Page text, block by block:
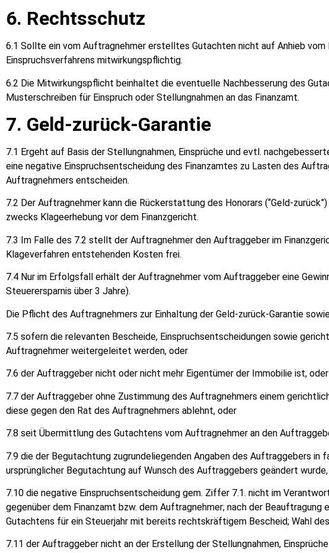
6. Rechtsschutz
6.1 Sollte ein vom Auftragnehmer erstelltes Gutachten nicht auf Anhieb
Einspruchsverfahrens mitwirkungspflichtig.
6.2 Die Mitwirkungspflicht beinhaltet die eventuelle Nachbesserung des
Musterschreiben für Einspruch oder Stellungnahmen an das Finanzamt.
7. Geld-zurück-Garantie
7.1 Ergeht auf Basis der Stellungnahmen, Einsprüche und evtl.
eine negative Einspruchsentscheidung des Finanzamtes zu Lasten des
Auftragnehmers entscheiden.
7.2 Der Auftragnehmer kann die Rückerstattung des Honorars (“Geld-
zwecks Klageerhebung vor dem Finanzgericht.
7.3 Im Falle des 7.2 stellt der Auftragnehmer den Auftraggeber im
Klageverfahren entstehenden Kosten frei.
7.4 Nur im Erfolgsfall erhält der Auftragnehmer vom Auftraggeber eine
Steuerersparnis über 3 Jahre).
Die Pflicht des Auftragnehmers zur Einhaltung der Geld-zurück-Garantie
7.5 sofern die relevanten Bescheide, Einspruchsentscheidungen sowie
Auftragnehmer weitergeleitet werden, oder
7.6 der Auftraggeber nicht oder nicht mehr Eigentümer der Immobilie ist, oder
7.7 der Auftraggeber ohne Zustimmung des Auftragnehmers einem
diese gegen den Rat des Auftragnehmers ablehnt, oder
7.8 seit Übermittlung des Gutachtens vom Auftragnehmer an den
7.9 die der Begutachtung zugrundeliegenden Angaben des Auftraggebers
ursprünglicher Begutachtung auf Wunsch des Auftraggebers geändert
7.10 die negative Einspruchsentscheidung gem. Ziffer 7.1. nicht im
gegenüber dem Finanzamt bzw. dem Auftragnehmer; nach der
Gutachtens für ein Steuerjahr mit bereits rechtskräftigem Bescheid; Wahl
7.11 der Auftraggeber nicht an der Erstellung der Stellungnahmen,